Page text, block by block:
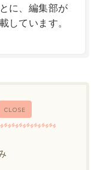
に、編集部が
しています。
CLOSE